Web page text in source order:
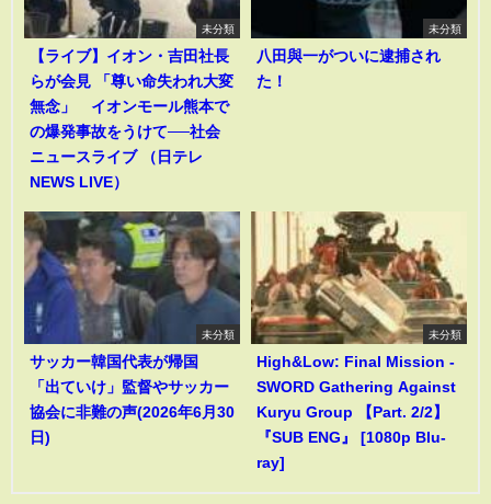
未分類
【ライブ】イオン・吉田社長
らが会見 「尊い命失われ大変
無念」 イオンモール熊本で
の爆発事故をうけて──社会
ニュースライブ （日テレ
NEWS LIVE）
未分類
八田與一がついに逮捕され
た！
未分類
サッカー韓国代表が帰国
「出ていけ」監督やサッカー
協会に非難の声(2026年6月30
日)
未分類
High&Low: Final Mission -
SWORD Gathering Against
Kuryu Group 【Part. 2/2】
『SUB ENG』 [1080p Blu-
ray]